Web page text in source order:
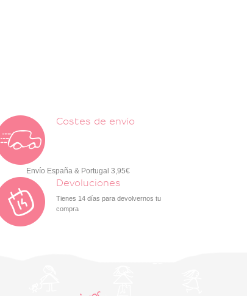
Costes de envío
Envío España & Portugal 3,95€
Devoluciones
Tienes 14 días para devolvernos tu
compra